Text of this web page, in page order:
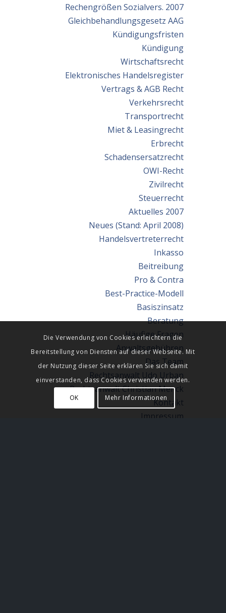
Rechengrößen Sozialvers. 2007
Gleichbehandlungsgesetz AAG
Kündigungsfristen
Kündigung
Wirtschaftsrecht
Elektronisches Handelsregister
Vertrags & AGB Recht
Verkehrsrecht
Transportrecht
Miet & Leasingrecht
Erbrecht
Schadensersatzrecht
OWI-Recht
Zivilrecht
Steuerrecht
Aktuelles 2007
Neues (Stand: April 2008)
Handelsvertreterrecht
Inkasso
Beitreibung
Pro & Contra
Best-Practice-Modell
Basiszinsatz
Beratung
Häufige Fragen
Anwaltsgebühren
Das Team
Rechtsanwalt Udo Urban
Rechtsanwalt Christian Menck
Kontakt
Impressum
Die Verwendung von Cookies erleichtern die
Bereitstellung von Diensten auf dieser Webseite. Mit
der Nutzung dieser Seite erklären Sie sich damit
einverstanden, dass Cookies verwenden werden.
OK Mehr Informationen